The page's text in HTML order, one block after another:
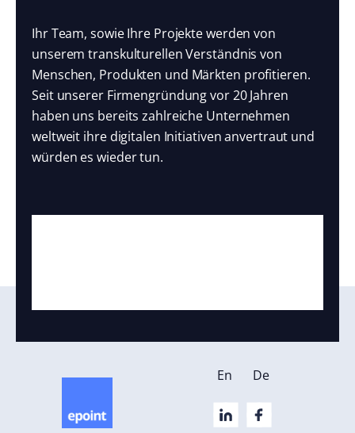
Ihr Team, sowie Ihre Projekte werden von
unserem transkulturellen Verständnis von
Menschen, Produkten und Märkten profitieren.
Seit unserer Firmengründung vor 20 Jahren
haben uns bereits zahlreiche Unternehmen
weltweit ihre digitalen Initiativen anvertraut und
würden es wieder tun.
En De